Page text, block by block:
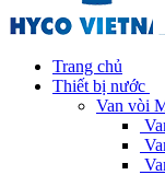
Trang chủ
Thiết bị nước
Van vòi